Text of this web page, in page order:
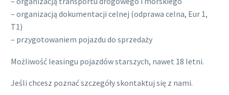
– organizacją dokumentacji celnej (odprawa celna, Eur 1,
T1)
– przygotowaniem pojazdu do sprzedaży
Możliwość leasingu pojazdów starszych, nawet 18 letni.
Jeśli chcesz poznać szczegóły skontaktuj się z nami.